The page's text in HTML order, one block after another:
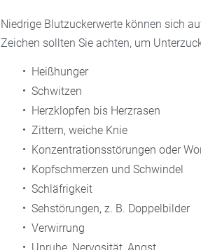
Niedrige Blutzuckerwerte können sich
Zeichen sollten Sie achten, um
Heißhunger
Schwitzen
Herzklopfen bis Herzrasen
Zittern, weiche Knie
Konzentrationsstörungen oder
Kopfschmerzen und Schwindel
Schläfrigkeit
Sehstörungen, z. B. Doppelbilder
Verwirrung
Unruhe, Nervosität, Angst